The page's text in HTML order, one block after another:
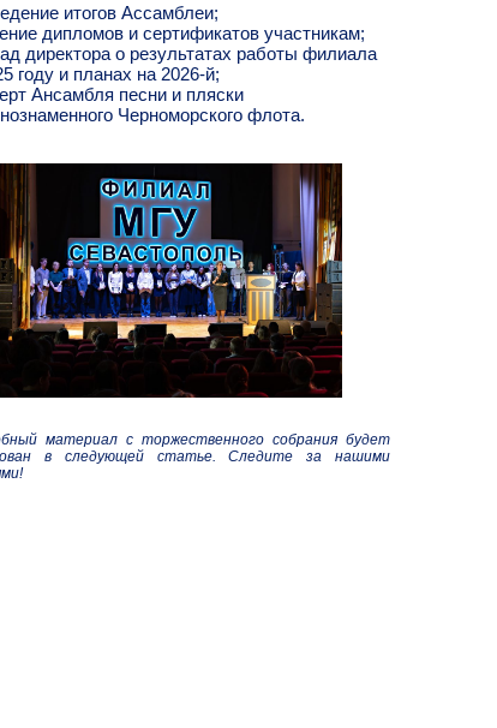
итогов Ассамблеи;
дипломов и сертификатов участникам;
директора о результатах работы филиала
году и планах на 2026-й;
Ансамбля песни и пляски
Черноморского флота.
материал с торжественного собрания будет
в следующей статье. Следите за нашими